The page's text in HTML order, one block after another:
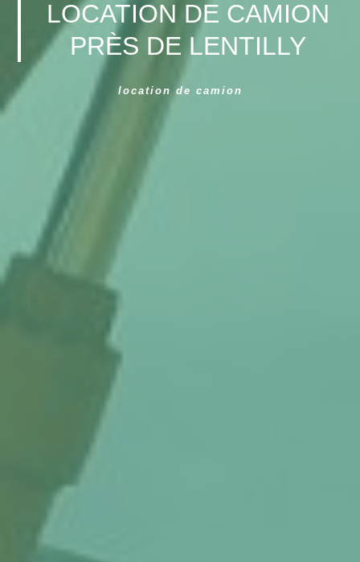
LOCATION DE CAMION
PRÈS DE LENTILLY
location de camion